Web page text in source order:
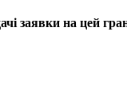
заявки на цей